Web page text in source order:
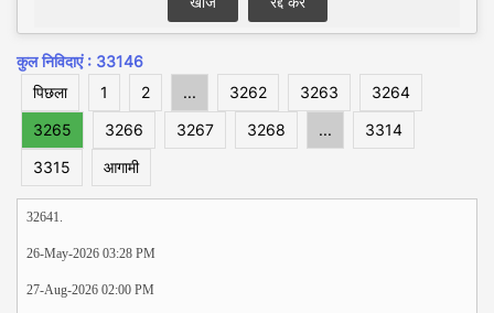
कुल निविदाएं : 33146
पिछला
1 2 ... 3262 3263
3264
3265
3266 3267 3268 ...
3314
3315
आगामी
32641.
26-May-2026 03:28 PM
27-Aug-2026 02:00 PM